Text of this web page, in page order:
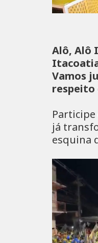
Alô, Alô
Vamos
respeito
já
esquina